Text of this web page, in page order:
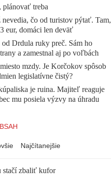
treba
čo od turistov pýtať. Tam,
eur, domáci len deväť
Drdula ruky preč. Sám ho
a zamestnal aj po voľbách
mzdy. Je Korčokov spôsob
legislatívne čistý?
je ruina. Majiteľ reaguje
mu posiela výzvy na úhradu
Najčítanejšie
stačí zbaliť kufor